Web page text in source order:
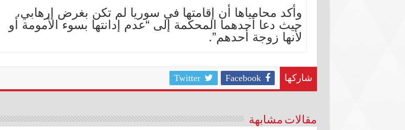
وأكد محامياها أن إقامتها في سوريا لم تكن بغرض إرهابي،
حيث دعا أحدهما المحكمة إلى “عدم إدانتها بسوء الأمومة أو
لأنها زوجة أحدهم”.
شاركها Facebook
Twitter
مقالات مشابهة